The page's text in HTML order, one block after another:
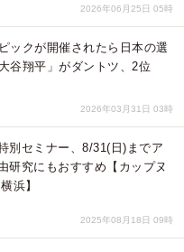
2026年06月25日 05時
クが開催されたら日本の選
谷翔平」がダントツ、2位
2026年03月31日 03時
別セミナー、8/31(日)までア
研究にもおすすめ【カップヌ
浜】
2025年08月18日 09時